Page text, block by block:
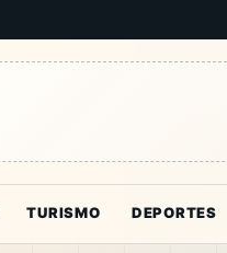
TURISMO DEPORTES